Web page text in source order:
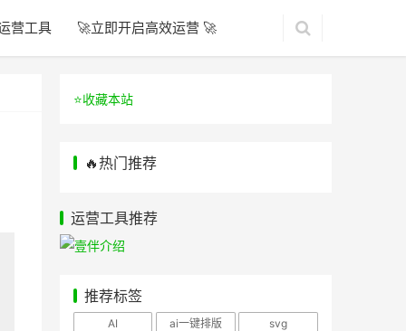
营工具 🚀立即开启高效运营 🚀
⭐️收藏本站
🔥热门推荐
运营工具推荐
推荐标签
AI ai一键排版
svg